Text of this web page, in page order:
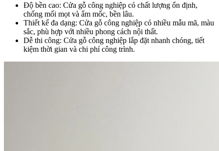
Độ bền cao: Cửa gỗ công nghiệp có chất lượng ổn định,
chống mối mọt và ẩm mốc, bền lâu.
Thiết kế đa dạng: Cửa gỗ công nghiệp có nhiều mẫu mã, màu
sắc, phù hợp với nhiều phong cách nội thất.
Dễ thi công: Cửa gỗ công nghiệp lắp đặt nhanh chóng, tiết
kiệm thời gian và chi phí công trình.